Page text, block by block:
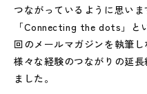
つながっているように思い
「Connecting the dots」と
回のメールマガジンを執筆
様々な経験のつながりの延
ました。